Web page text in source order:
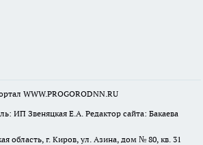
WWW.PROGORODNN.RU
ИП Звеняцкая Е.А. Редактор сайта: Бакаева
область, г. Киров, ул. Азина, дом № 80, кв. 31